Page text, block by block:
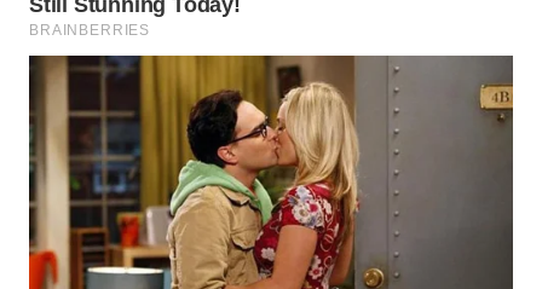
WN
CIANJUR
KEPULAUAN
SERIBU
TANGERANG